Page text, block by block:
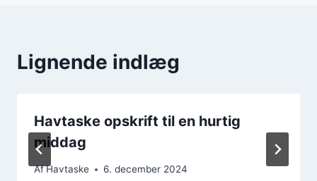
Lignende indlæg
Havtaske opskrift til en hurtig
middag
AfHavtaske 6. december 2024